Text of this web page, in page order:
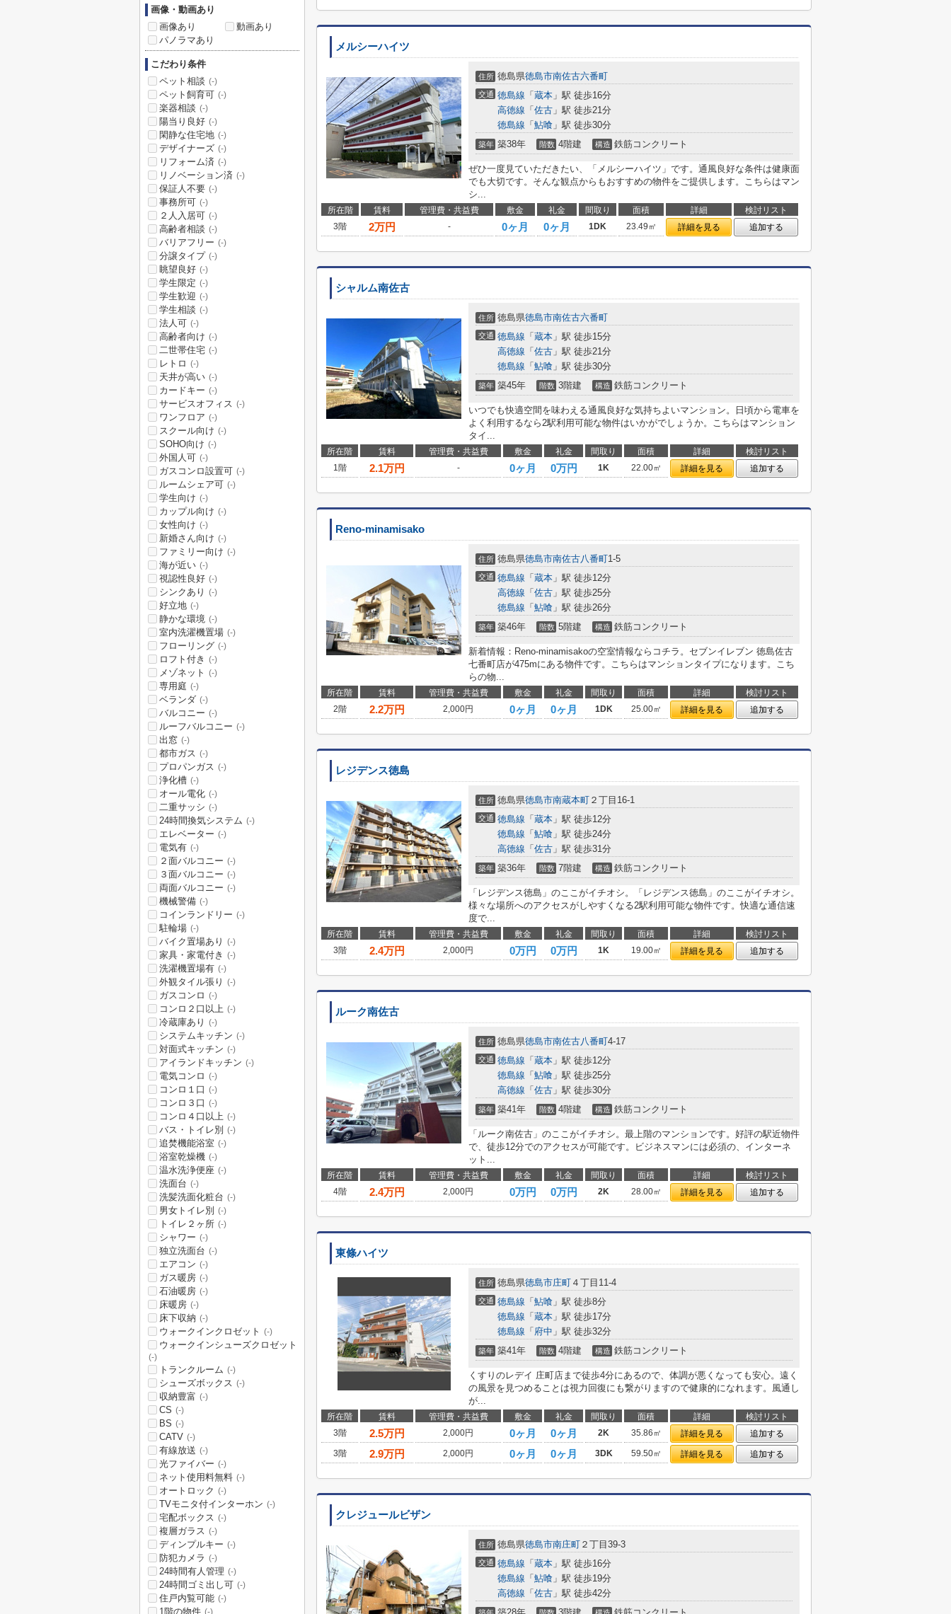
メルシーハイツ
住所 徳島県徳島市南佐古六番町
交通 徳島線 「 蔵本 」駅 徒歩16分
高徳線 「 佐古 」駅 徒歩21分
徳島線 「 鮎喰 」駅 徒歩30分
築年 築38年 階数 4階建 構造 鉄筋コンクリート
ぜひ一度見ていただきたい、「メルシーハイツ」です。通風良好な条件は健康面
でも大切です。そんな観点からもおすすめの物件をご提供します。こちらはマン
シ...
所在階 賃料 管理費・共益費 敷金 礼金 間取り 面積 詳細
検討リスト
3階
2万円 - 0ヶ月 0ヶ月 1DK 23.49㎡ 詳細を見る 追加する
シャルム南佐古
住所 徳島県徳島市南佐古六番町
交通 徳島線 「 蔵本 」駅 徒歩15分
高徳線 「 佐古 」駅 徒歩21分
徳島線 「 鮎喰 」駅 徒歩30分
築年 築45年 階数 3階建 構造 鉄筋コンクリート
いつでも快適空間を味わえる通風良好な気持ちよいマンション。日頃から電車を
よく利用するなら2駅利用可能な物件はいかがでしょうか。こちらはマンション
タイ...
所在階 賃料 管理費・共益費 敷金 礼金 間取り 面積 詳細
検討リスト
1階
2.1万円 - 0ヶ月 0万円 1K 22.00㎡ 詳細を見る 追加する
Reno-minamisako
住所 徳島県徳島市南佐古八番町1-5
交通 徳島線 「 蔵本 」駅 徒歩12分
高徳線 「 佐古 」駅 徒歩25分
徳島線 「 鮎喰 」駅 徒歩26分
築年 築46年 階数 5階建 構造 鉄筋コンクリート
新着情報：Reno-minamisakoの空室情報ならコチラ。セブンイレブン 徳島佐古
七番町店が475mにある物件です。こちらはマンションタイプになります。こち
らの物...
所在階 賃料 管理費・共益費 敷金 礼金 間取り 面積 詳細
検討リスト
2階
2.2万円 2,000円 0ヶ月 0ヶ月 1DK 25.00㎡ 詳細を見る 追加する
レジデンス徳島
住所 徳島県徳島市南蔵本町 ２丁目16-1
交通 徳島線 「 蔵本 」駅 徒歩12分
徳島線 「 鮎喰 」駅 徒歩24分
高徳線 「 佐古 」駅 徒歩31分
築年 築36年 階数 7階建 構造 鉄筋コンクリート
「レジデンス徳島」のここがイチオシ。「レジデンス徳島」のここがイチオシ。
様々な場所へのアクセスがしやすくなる2駅利用可能な物件です。快適な通信速
度で...
所在階 賃料 管理費・共益費 敷金 礼金 間取り 面積 詳細
検討リスト
3階
2.4万円 2,000円 0万円 0万円 1K 19.00㎡ 詳細を見る 追加する
ルーク南佐古
住所 徳島県徳島市南佐古八番町4-17
交通 徳島線 「 蔵本 」駅 徒歩12分
徳島線 「 鮎喰 」駅 徒歩25分
高徳線 「 佐古 」駅 徒歩30分
築年 築41年 階数 4階建 構造 鉄筋コンクリート
「ルーク南佐古」のここがイチオシ。最上階のマンションです。好評の駅近物件
で、徒歩12分でのアクセスが可能です。ビジネスマンには必須の、インターネ
ット...
所在階 賃料 管理費・共益費 敷金 礼金 間取り 面積 詳細
検討リスト
4階
2.4万円 2,000円 0万円 0万円 2K 28.00㎡ 詳細を見る 追加する
東條ハイツ
住所 徳島県徳島市庄町 ４丁目11-4
交通 徳島線 「 鮎喰 」駅 徒歩8分
徳島線 「 蔵本 」駅 徒歩17分
徳島線 「 府中 」駅 徒歩32分
築年 築41年 階数 4階建 構造 鉄筋コンクリート
くすりのレデイ 庄町店まで徒歩4分にあるので、体調が悪くなっても安心。遠く
の風景を見つめることは視力回復にも繋がりますので健康的になれます。風通し
が...
所在階 賃料 管理費・共益費 敷金 礼金 間取り 面積 詳細
検討リスト
3階
2.5万円 2,000円 0ヶ月 0ヶ月 2K 35.86㎡ 詳細を見る
追加する
3階
2.9万円 2,000円 0ヶ月 0ヶ月 3DK 59.50㎡ 詳細を見る 追加する
クレジュールビザン
住所 徳島県徳島市南庄町 ２丁目39-3
交通 徳島線 「 蔵本 」駅 徒歩16分
徳島線 「 鮎喰 」駅 徒歩19分
高徳線 「 佐古 」駅 徒歩42分
画像・動画あり
画像あり
動画あり
パノラマあり
こだわり条件
ペット相談 (-)
ペット飼育可 (-)
楽器相談 (-)
陽当り良好 (-)
閑静な住宅地 (-)
デザイナーズ (-)
リフォーム済 (-)
リノベーション済 (-)
保証人不要 (-)
事務所可 (-)
２人入居可 (-)
高齢者相談 (-)
バリアフリー (-)
分譲タイプ (-)
眺望良好 (-)
学生限定 (-)
学生歓迎 (-)
学生相談 (-)
法人可 (-)
高齢者向け (-)
二世帯住宅 (-)
レトロ (-)
天井が高い (-)
カードキー (-)
サービスオフィス (-)
ワンフロア (-)
スクール向け (-)
SOHO向け (-)
外国人可 (-)
ガスコンロ設置可 (-)
ルームシェア可 (-)
学生向け (-)
カップル向け (-)
女性向け (-)
新婚さん向け (-)
ファミリー向け (-)
海が近い (-)
視認性良好 (-)
シンクあり (-)
好立地 (-)
静かな環境 (-)
室内洗濯機置場 (-)
フローリング (-)
ロフト付き (-)
メゾネット (-)
専用庭 (-)
ベランダ (-)
バルコニー (-)
ルーフバルコニー (-)
出窓 (-)
都市ガス (-)
プロパンガス (-)
浄化槽 (-)
オール電化 (-)
二重サッシ (-)
24時間換気システム (-)
エレベーター (-)
電気有 (-)
２面バルコニー (-)
３面バルコニー (-)
両面バルコニー (-)
機械警備 (-)
コインランドリー (-)
駐輪場 (-)
バイク置場あり (-)
家具・家電付き (-)
洗濯機置場有 (-)
外観タイル張り (-)
ガスコンロ (-)
コンロ２口以上 (-)
冷蔵庫あり (-)
システムキッチン (-)
対面式キッチン (-)
アイランドキッチン (-)
電気コンロ (-)
コンロ１口 (-)
コンロ３口 (-)
コンロ４口以上 (-)
バス・トイレ別 (-)
追焚機能浴室 (-)
浴室乾燥機 (-)
温水洗浄便座 (-)
洗面台 (-)
洗髪洗面化粧台 (-)
男女トイレ別 (-)
トイレ２ヶ所 (-)
シャワー (-)
独立洗面台 (-)
エアコン (-)
ガス暖房 (-)
石油暖房 (-)
床暖房 (-)
床下収納 (-)
ウォークインクロゼット (-)
ウォークインシューズクロゼット
(-)
トランクルーム (-)
シューズボックス (-)
収納豊富 (-)
CS (-)
BS (-)
CATV (-)
有線放送 (-)
光ファイバー (-)
ネット使用料無料 (-)
オートロック (-)
TVモニタ付インターホン (-)
宅配ボックス (-)
複層ガラス (-)
ディンプルキー (-)
防犯カメラ (-)
24時間有人管理 (-)
24時間ゴミ出し可 (-)
住戸内覧可能 (-)
1階の物件 (-)